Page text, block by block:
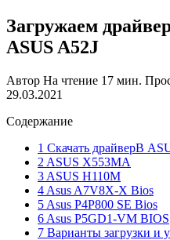
Загружаем
ASUS A52J
Автор На чтение 17 мин.
29.03.2021
Содержание
1 Скачать драйверВ
2 ASUS X553MA
3 ASUS H110M
4 Asus A7V8X-X Bios
5 Asus P4P800 SE Bios
6 Asus P5GD1-VM BIOS
7 Варианты загрузки и